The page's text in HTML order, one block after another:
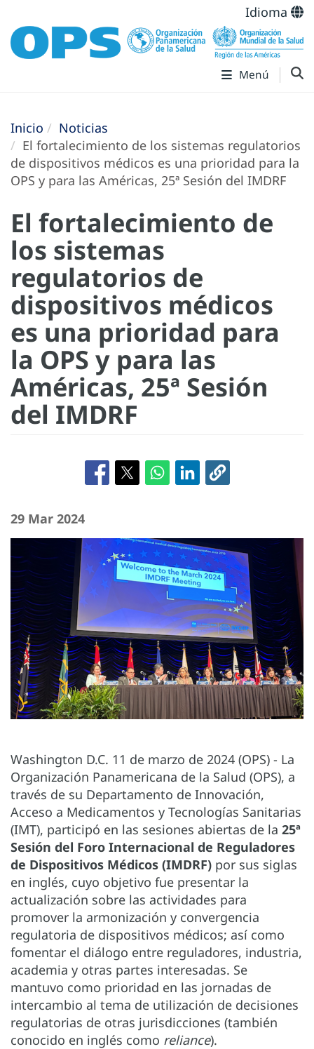
Idioma
Menú
Inicio
Noticias
El fortalecimiento de los sistemas regulatorios
de dispositivos médicos es una prioridad para la
OPS y para las Américas, 25ª Sesión del IMDRF
El fortalecimiento de
los sistemas
regulatorios de
dispositivos médicos
es una prioridad para
la OPS y para las
Américas, 25ª Sesión
del IMDRF
29 Mar 2024
Washington D.C. 11 de marzo de 2024 (OPS) - La
Organización Panamericana de la Salud (OPS), a
través de su Departamento de Innovación,
Acceso a Medicamentos y Tecnologías Sanitarias
(IMT), participó en las sesiones abiertas de la 25ª
Sesión del Foro Internacional de Reguladores
de Dispositivos Médicos (IMDRF) por sus siglas
en inglés, cuyo objetivo fue presentar la
actualización sobre las actividades para
promover la armonización y convergencia
regulatoria de dispositivos médicos; así como
fomentar el diálogo entre reguladores, industria,
academia y otras partes interesadas. Se
mantuvo como prioridad en las jornadas de
intercambio al tema de utilización de decisiones
regulatorias de otras jurisdicciones (también
conocido en inglés como reliance).